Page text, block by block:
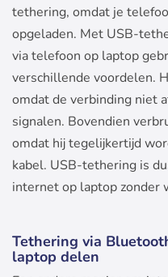
tethering, omdat je
opgeladen. Met USB-
via telefoon op laptop
verschillende voordelen.
omdat de verbinding niet
signalen. Bovendien
omdat hij tegelijkertijd
kabel. USB-tethering is
internet op laptop zonder
Tethering via
laptop delen